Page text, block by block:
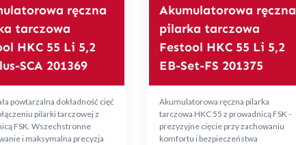
ręczna
tarczowa
HKC 55 Li 5,2
SCA 201369
powtarzalna dokładność cięć
pilarki tarczowej z
FSK. Wszechstronne
i maksymalna precyzja
Akumulatorowa ręczna
pilarka tarczowa
Festool HKC 55 Li 5,2
EB-Set-FS 201375
Akumulatorowa ręczna pilarka
tarczowa HKC 55 z prowadnicą FSK -
prezyzyjne cięcie przy zachowaniu
komfortu i bezpieczeństwa